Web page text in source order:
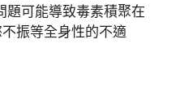
題可能導致毒素積聚在
振等全身性的不適